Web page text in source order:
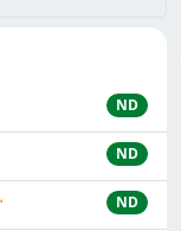
ND
ND
ND